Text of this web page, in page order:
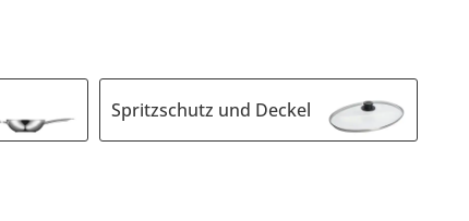
Spritzschutz und Deckel